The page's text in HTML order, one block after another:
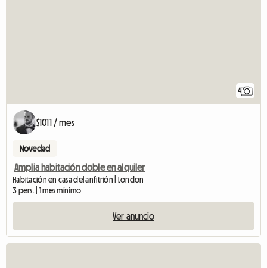
4
$1011 / mes
Novedad
Amplia habitación doble en alquiler
Habitación en casa del anfitrión | London
3 pers. | 1 mes mínimo
Ver anuncio